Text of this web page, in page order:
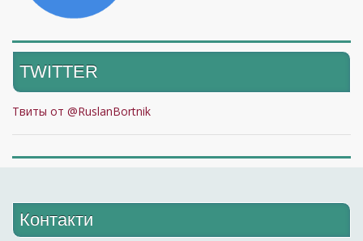
TWITTER
Твиты от @RuslanBortnik
Контакти